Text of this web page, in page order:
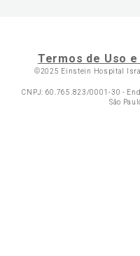
Termos de Uso
©2025 Einstein Hospital
CNPJ: 60.765.823/0001-30 -
São